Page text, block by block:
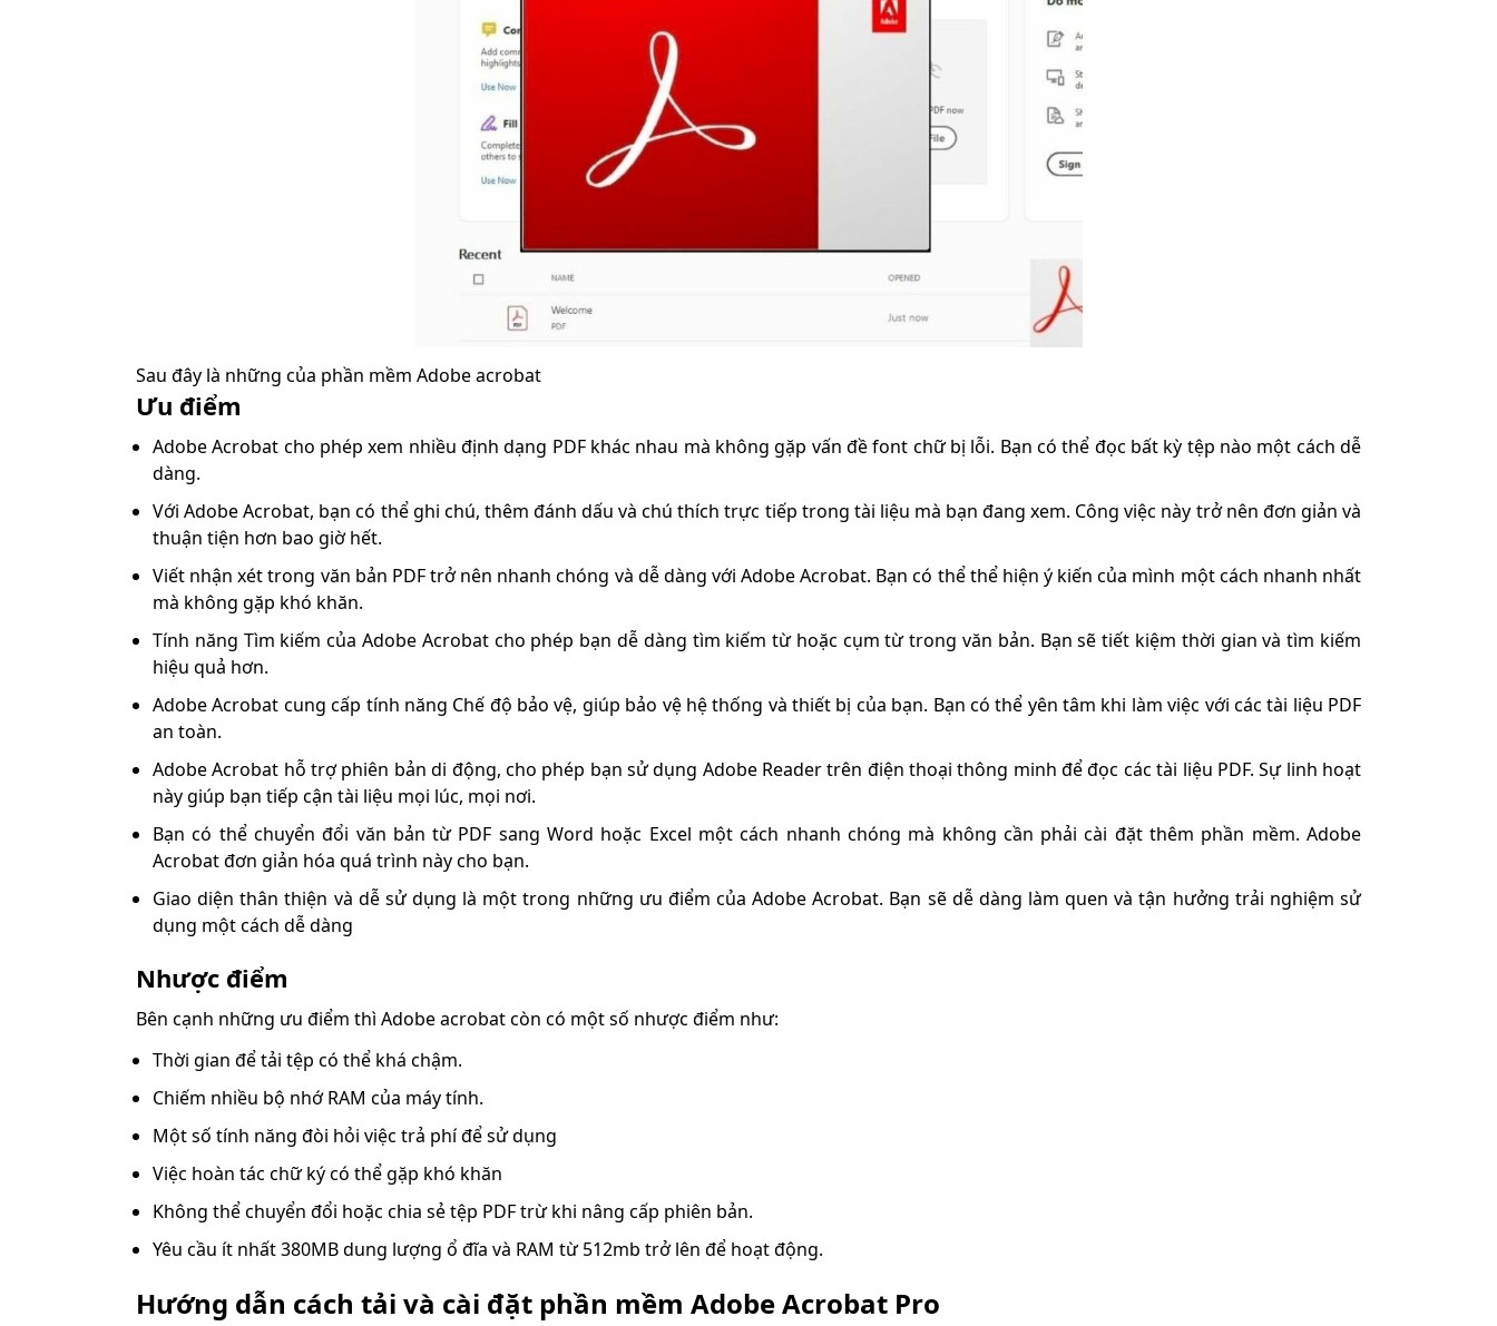
Sau đây là những của phần mềm Adobe acrobat
Ưu điểm
Adobe Acrobat cho phép xem nhiều định dạng PDF khác nhau mà không gặp vấn đề font chữ bị lỗi. Bạn có thể đọc bất kỳ tệp nào một cách dễ
dàng.
Với Adobe Acrobat, bạn có thể ghi chú, thêm đánh dấu và chú thích trực tiếp trong tài liệu mà bạn đang xem. Công việc này trở nên đơn giản và
thuận tiện hơn bao giờ hết.
Viết nhận xét trong văn bản PDF trở nên nhanh chóng và dễ dàng với Adobe Acrobat. Bạn có thể thể hiện ý kiến của mình một cách nhanh nhất
mà không gặp khó khăn.
Tính năng Tìm kiếm của Adobe Acrobat cho phép bạn dễ dàng tìm kiếm từ hoặc cụm từ trong văn bản. Bạn sẽ tiết kiệm thời gian và tìm kiếm
hiệu quả hơn.
Adobe Acrobat cung cấp tính năng Chế độ bảo vệ, giúp bảo vệ hệ thống và thiết bị của bạn. Bạn có thể yên tâm khi làm việc với các tài liệu PDF
an toàn.
Adobe Acrobat hỗ trợ phiên bản di động, cho phép bạn sử dụng Adobe Reader trên điện thoại thông minh để đọc các tài liệu PDF. Sự linh hoạt
này giúp bạn tiếp cận tài liệu mọi lúc, mọi nơi.
Bạn có thể chuyển đổi văn bản từ PDF sang Word hoặc Excel một cách nhanh chóng mà không cần phải cài đặt thêm phần mềm. Adobe
Acrobat đơn giản hóa quá trình này cho bạn.
Giao diện thân thiện và dễ sử dụng là một trong những ưu điểm của Adobe Acrobat. Bạn sẽ dễ dàng làm quen và tận hưởng trải nghiệm sử
dụng một cách dễ dàng
Nhược điểm
Bên cạnh những ưu điểm thì Adobe acrobat còn có một số nhược điểm như:
Thời gian để tải tệp có thể khá chậm.
Chiếm nhiều bộ nhớ RAM của máy tính.
Một số tính năng đòi hỏi việc trả phí để sử dụng
Việc hoàn tác chữ ký có thể gặp khó khăn
Không thể chuyển đổi hoặc chia sẻ tệp PDF trừ khi nâng cấp phiên bản.
Yêu cầu ít nhất 380MB dung lượng ổ đĩa và RAM từ 512mb trở lên để hoạt động.
Hướng dẫn cách tải và cài đặt phần mềm Adobe Acrobat Pro